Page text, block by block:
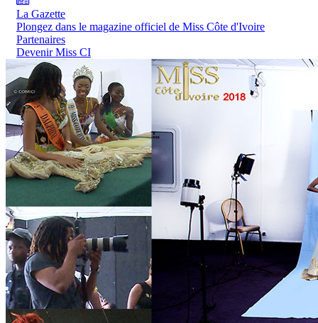
La Gazette
Plongez dans le magazine officiel de Miss Côte d'Ivoire
Partenaires
Devenir Miss CI